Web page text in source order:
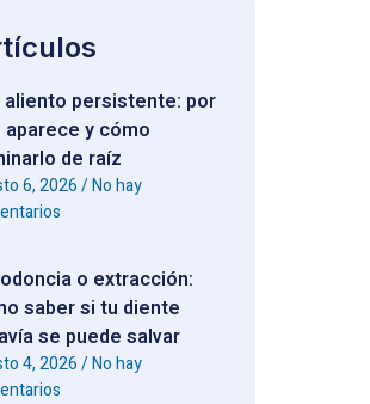
aliento persistente: por
aparece y cómo
de raíz
6, 2026 No hay
o extracción:
saber si tu diente
se puede salvar
4, 2026 No hay